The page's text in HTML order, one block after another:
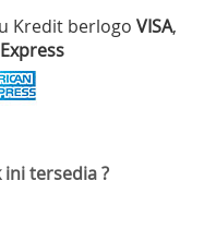
Kredit berlogo VISA,
tersedia ?